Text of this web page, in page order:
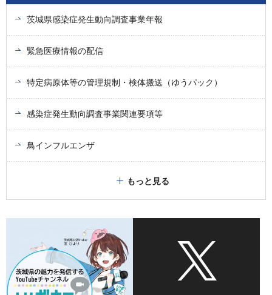
茨城県感染症発生動向調査事業年報
緊急医療情報の配信
特定病原体等の管理規制・検体搬送（ゆうパック）
感染症発生動向調査事業関連要項等
鳥インフルエンザ
もっと見る